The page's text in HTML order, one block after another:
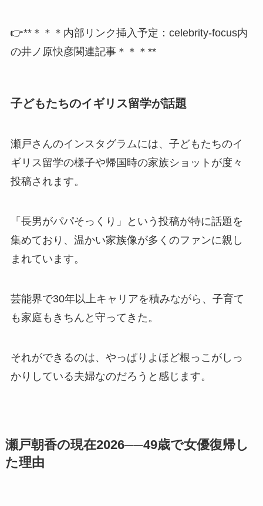
👉**＊＊＊内部リンク挿入予定：celebrity-focus内
の井ノ原快彦関連記事＊＊＊**
子どもたちのイギリス留学が話題
瀬戸さんのインスタグラムには、子どもたちのイ
ギリス留学の様子や帰国時の家族ショットが度々
投稿されます。
「長男がパパそっくり」という投稿が特に話題を
集めており、温かい家族像が多くのファンに親し
まれています。
芸能界で30年以上キャリアを積みながら、子育て
も家庭もきちんと守ってきた。
それができるのは、やっぱりよほど根っこがしっ
かりしている夫婦なのだろうと感じます。
瀬戸朝香の現在2026──49歳で女優復帰し
た理由